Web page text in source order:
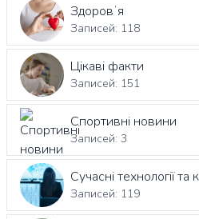
Здоровʼя
Записей: 118
Цікаві факти
Записей: 151
Спортивні новини
Записей: 3
Сучасні технології та
Записей: 119